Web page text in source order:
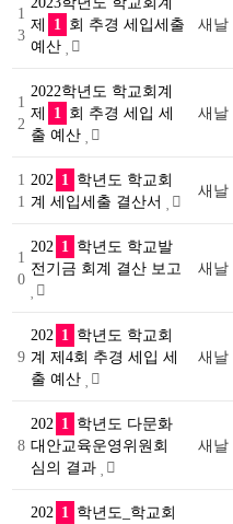
1
3
제
1
회 추경 세입세출
예산
새날
1
2
2022학년도 학교회계
제
1
회 추경 세입 세
출 예산
새날
1
1
202 1
학년도 학교회
계 세입세출 결산서
새날
1
0
202 1
학년도 학교발
전기금 회계 결산 보고
새날
9
202 1
학년도 학교회
계 제4회 추경 세입 세
출 예산
새날
8
202 1
학년도 다문화
대안교육운영위원회
심의 결과
새날
202 1
학년도_학교회